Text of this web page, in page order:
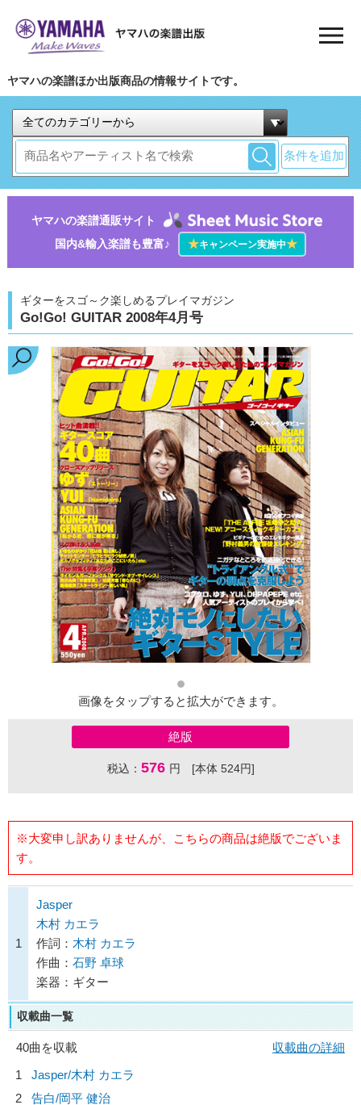
ヤマハの楽譜ほか出版商品の情報サイトです。
条件を追加
ヤマハの楽譜通販サイト
国内&輸入楽譜も豊富♪
★キャンペーン実施中★
ギターをスゴ～ク楽しめるプレイマガジン
Go!Go! GUITAR 2008年4月号
画像をタップすると拡大ができます。
絶版
税込： 576 円 [本体 524円]
※大変申し訳ありませんが、こちらの商品は絶版でございま
す。
1
Jasper
木村 カエラ
作詞： 木村 カエラ
作曲： 石野 卓球
楽器：ギター
収載曲一覧
40曲を収載
収載曲の詳細
1
Jasper/木村 カエラ
2
告白/岡平 健治